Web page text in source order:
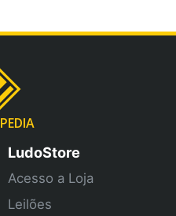
PEDIA
LudoStore
Acesso a Loja
Leilões